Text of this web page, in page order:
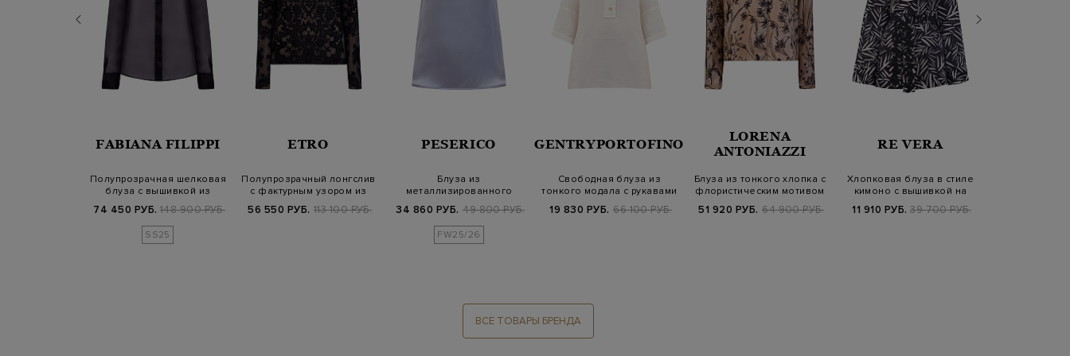
FABIANA FILIPPI
Полупрозрачная шелковая
блуза с вышивкой из
74 450 РУБ. 148 900 РУБ.
SS25
ETRO
Полупрозрачный лонгслив
с фактурным узором из
56 550 РУБ. 113 100 РУБ.
PESERICO
Блуза из
металлизированного
Lu…
34 860 РУБ. 49 800 РУБ.
FW25/26
GENTRYPORTOFINO
Свободная блуза из
тонкого модала с рукавами
19 830 РУБ. 66 100 РУБ.
LORENA
ANTONIAZZI
Блуза из тонкого хлопка с
флористическим мотивом
51 920 РУБ. 64 900 РУБ.
RE VERA
Хлопковая блуза в стиле
кимоно с вышивкой на
11 910 РУБ. 39 700 РУБ.
ВСЕ ТОВАРЫ БРЕНДА